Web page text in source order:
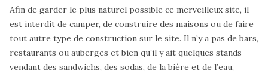
Afin de garder le plus naturel possible ce merveilleux site, il
est interdit de camper, de construire des maisons ou de faire
tout autre type de construction sur le site. Il n’y a pas de bars,
restaurants ou auberges et bien qu’il y ait quelques stands
vendant des sandwichs, des sodas, de la bière et de l’eau,